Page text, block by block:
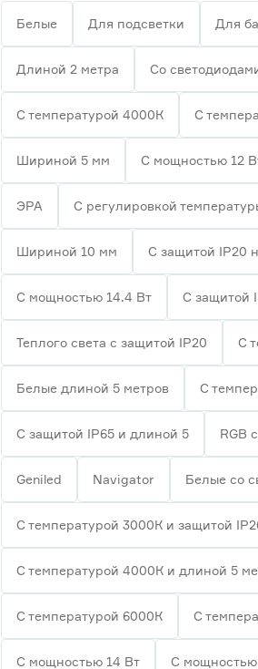
Белые Для подсветки Для
Длиной 2 метра Со
С температурой 4000К С
Шириной 5 мм С мощностью 12
ЭРА С регулировкой
Шириной 10 мм С защитой IP20
С мощностью 14.4 Вт С защитой
Теплого света с защитой IP20 С
Белые длиной 5 метров С
С защитой IP65 и длиной 5 RGB
Geniled Navigator Белые со
С температурой 3000К и защитой
С температурой 4000К и длиной 5
С температурой 6000К С
С мощностью 14 Вт С мощностью